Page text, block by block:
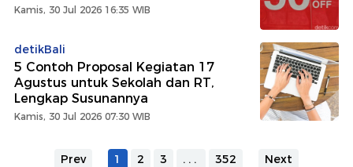
Kamis, 30 Jul 2026 16:35 WIB
detikBali
5 Contoh Proposal Kegiatan 17
Agustus untuk Sekolah dan RT,
Lengkap Susunannya
Kamis, 30 Jul 2026 07:30 WIB
Prev 1 2 3 ... 352 Next